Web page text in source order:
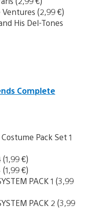
Ventures (2,99 €)
His Del-Tones
Complete
Pack Set 1
€)
€)
PACK 1 (3,99
PACK 2 (3,99